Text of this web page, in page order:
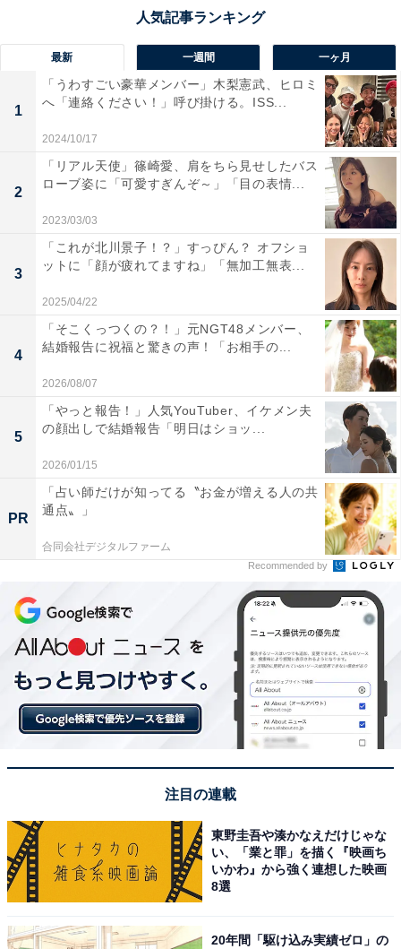
最新 一週間 一ヶ月
1
「うわすごい豪華メンバー」木梨憲武、ヒロミ
へ「連絡ください！」呼び掛ける。ISS...
2024/10/17
2
「リアル天使」篠崎愛、肩をちら見せしたバス
ローブ姿に「可愛すぎんぞ～」「目の表情...
2023/03/03
3
「これが北川景子！？」すっぴん？ オフショ
ットに「顔が疲れてますね」「無加工無表...
2025/04/22
4
「そこくっつくの？！」元NGT48メンバー、
結婚報告に祝福と驚きの声！「お相手の...
2026/08/07
5
「やっと報告！」人気YouTuber、イケメン夫
の顔出しで結婚報告「明日はショッ...
2026/01/15
PR
「占い師だけが知ってる〝お金が増える人の共
通点〟」
合同会社デジタルファーム
Recommended by
注目の連載
東野圭吾や湊かなえだけじゃな
い、「業と罪」を描く『映画ち
いかわ』から強く連想した映画
8選
20年間「駆け込み実績ゼロ」の